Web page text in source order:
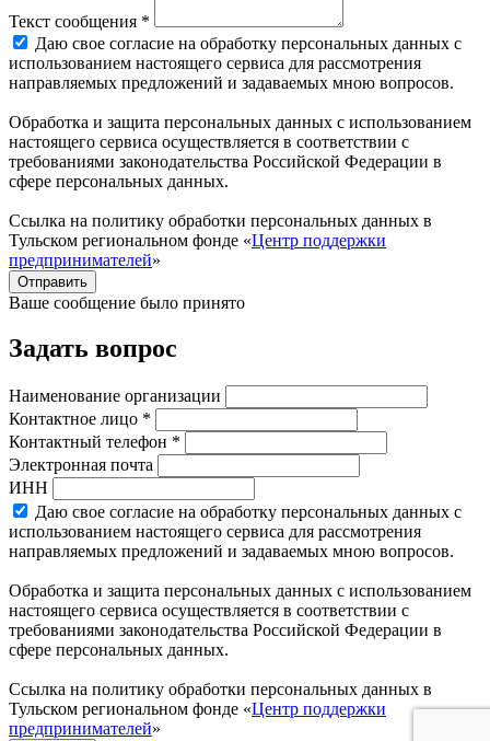
Текст сообщения *
Даю свое согласие на обработку персональных данных с
использованием настоящего сервиса для рассмотрения
направляемых предложений и задаваемых мною вопросов.
Обработка и защита персональных данных с использованием
настоящего сервиса осуществляется в соответствии с
требованиями законодательства Российской Федерации в
сфере персональных данных.
Ссылка на политику обработки персональных данных в
Тульском региональном фонде «Центр поддержки
предпринимателей»
Отправить
Ваше сообщение было принято
Задать вопрос
Наименование организации
Контактное лицо *
Контактный телефон *
Электронная почта
ИНН
Даю свое согласие на обработку персональных данных с
использованием настоящего сервиса для рассмотрения
направляемых предложений и задаваемых мною вопросов.
Обработка и защита персональных данных с использованием
настоящего сервиса осуществляется в соответствии с
требованиями законодательства Российской Федерации в
сфере персональных данных.
Ссылка на политику обработки персональных данных в
Тульском региональном фонде «Центр поддержки
предпринимателей»